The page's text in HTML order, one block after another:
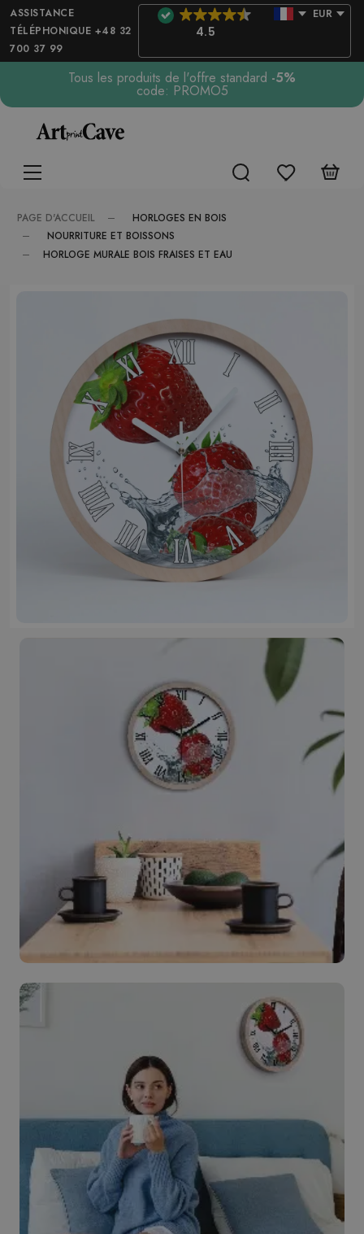
ASSISTANCE
TÉLÉPHONIQUE +48 32
700 37 99
4.5
EUR
Tous les produits de l'offre standard -5%
code: PROMO5
PAGE D'ACCUEIL
HORLOGES EN BOIS
NOURRITURE ET BOISSONS
HORLOGE MURALE BOIS FRAISES ET EAU